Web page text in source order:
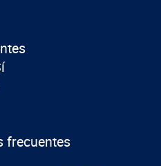
frecuentes